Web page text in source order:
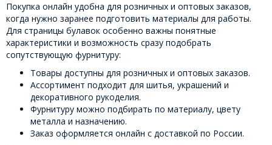
Покупка онлайн удобна для розничных и оптовых заказов,
когда нужно заранее подготовить материалы для работы.
Для страницы булавок особенно важны понятные
характеристики и возможность сразу подобрать
сопутствующую фурнитуру:
Товары доступны для розничных и оптовых заказов.
Ассортимент подходит для шитья, украшений и
декоративного рукоделия.
Фурнитуру можно подбирать по материалу, цвету
металла и назначению.
Заказ оформляется онлайн с доставкой по России.